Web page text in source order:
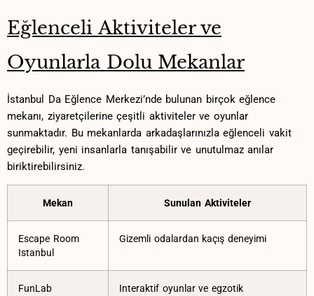
Eğlenceli Aktiviteler ⁣ve
Oyunlarla Dolu Mekanlar
İstanbul Da Eğlence Merkezi’nde bulunan⁤ birçok eğlence
mekanı, ziyaretçilerine çeşitli aktiviteler ve oyunlar
sunmaktadır. Bu mekanlarda arkadaşlarınızla eğlenceli vakit
geçirebilir, yeni insanlarla tanışabilir ve unutulmaz ​anılar
biriktirebilirsiniz.
Mekan Sunulan Aktiviteler
Escape Room‌
Istanbul
Gizemli odalardan kaçış deneyimi
FunLab
Interaktif oyunlar ve egzotik